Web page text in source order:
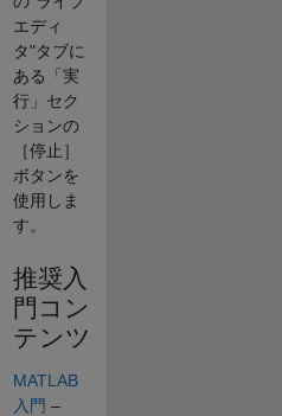
エディ
タ"タブに
ある「実
行」セク
ションの
［停止］
ボタンを
使用しま
す。
推奨入
門コン
テンツ
MATLAB
入門 –